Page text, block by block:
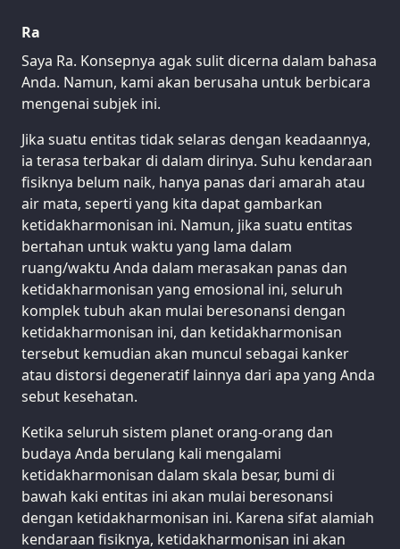
Ra
Saya Ra. Konsepnya agak sulit dicerna dalam bahasa
Anda. Namun, kami akan berusaha untuk berbicara
mengenai subjek ini.
Jika suatu entitas tidak selaras dengan keadaannya,
ia terasa terbakar di dalam dirinya. Suhu kendaraan
fisiknya belum naik, hanya panas dari amarah atau
air mata, seperti yang kita dapat gambarkan
ketidakharmonisan ini. Namun, jika suatu entitas
bertahan untuk waktu yang lama dalam
ruang/waktu Anda dalam merasakan panas dan
ketidakharmonisan yang emosional ini, seluruh
komplek tubuh akan mulai beresonansi dengan
ketidakharmonisan ini, dan ketidakharmonisan
tersebut kemudian akan muncul sebagai kanker
atau distorsi degeneratif lainnya dari apa yang Anda
sebut kesehatan.
Ketika seluruh sistem planet orang-orang dan
budaya Anda berulang kali mengalami
ketidakharmonisan dalam skala besar, bumi di
bawah kaki entitas ini akan mulai beresonansi
dengan ketidakharmonisan ini. Karena sifat alamiah
kendaraan fisiknya, ketidakharmonisan ini akan